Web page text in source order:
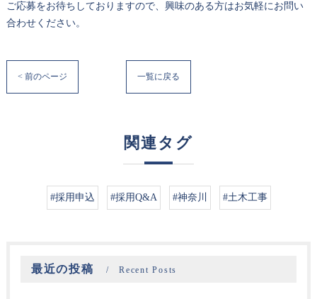
ご応募をお待ちしておりますので、興味のある方はお気軽にお問い
合わせください。
< 前のページ 一覧に戻る
関連タグ
#採用申込 #採用Q&A #神奈川 #土木工事
最近の投稿 Recent Posts